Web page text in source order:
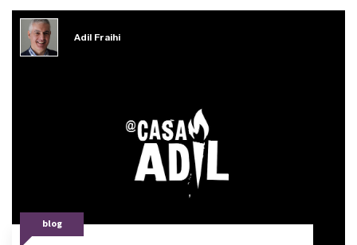
blog
Adil Fraihi